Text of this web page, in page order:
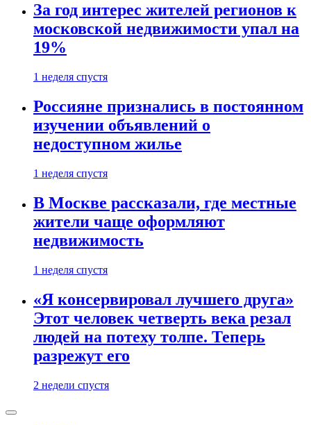
За год интерес жителей регионов к
московской недвижимости упал на
19%
1 неделя спустя
Россияне признались в постоянном
изучении объявлений о
недоступном жилье
1 неделя спустя
В Москве рассказали, где местные
жители чаще оформляют
недвижимость
1 неделя спустя
«Я консервировал лучшего друга»
Этот человек четверть века резал
людей на потеху толпе. Теперь
разрежут его
2 недели спустя